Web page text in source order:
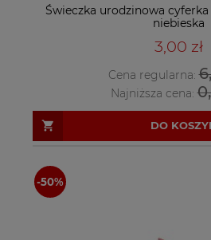
Świeczka urodzinowa
niebieska
3,00 zł
Cena regularna:
Najniższa cena:
DO